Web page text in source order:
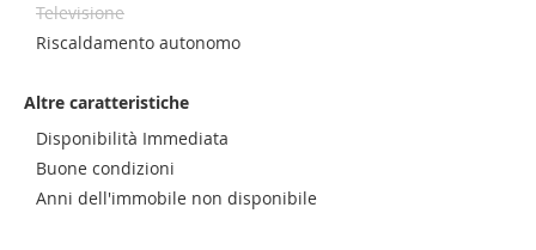
Televisione
Riscaldamento autonomo
Altre caratteristiche
Disponibilità Immediata
Buone condizioni
Anni dell'immobile non disponibile